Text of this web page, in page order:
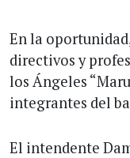
En la
directivos y
los Ángeles
integrantes del
El intendente